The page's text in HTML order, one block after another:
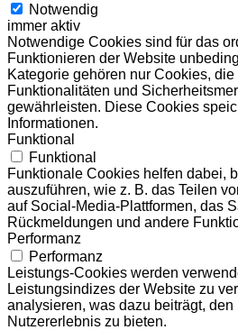
Notwendig
immer aktiv
Notwendige Cookies sind für das
Funktionieren der Website
Kategorie gehören nur Cookies,
Funktionalitäten und
gewährleisten. Diese Cookies
Informationen.
Funktional
Funktional
Funktionale Cookies helfen dabei,
auszuführen, wie z. B. das Teilen
auf Social-Media-Plattformen, das
Rückmeldungen und andere
Performanz
Performanz
Leistungs-Cookies werden
Leistungsindizes der Website zu
analysieren, was dazu beiträgt,
Nutzererlebnis zu bieten.